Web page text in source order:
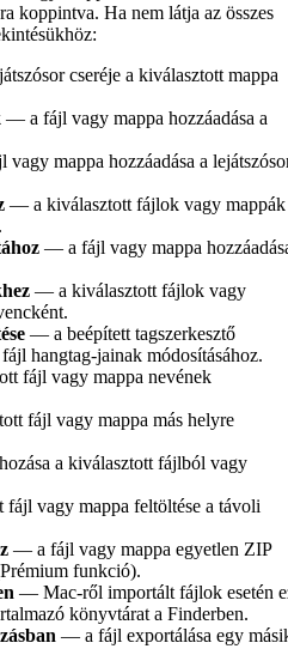
koppintva. Ha nem látja az összes
cseréje a kiválasztott mappa
— a fájl vagy mappa hozzáadása a
mappa hozzáadása a
— a kiválasztott fájlok vagy mappák
— a fájl vagy mappa
— a kiválasztott fájlok vagy
— a beépített tagszerkesztő
hangtag-jainak módosításához.
fájl vagy mappa nevének
fájl vagy mappa más helyre
a kiválasztott fájlból vagy
vagy mappa feltöltése a távoli
— a fájl vagy mappa egyetlen ZIP
funkció).
— Mac-ről importált fájlok esetén
könyvtárat a Finderben.
— a fájl exportálása egy